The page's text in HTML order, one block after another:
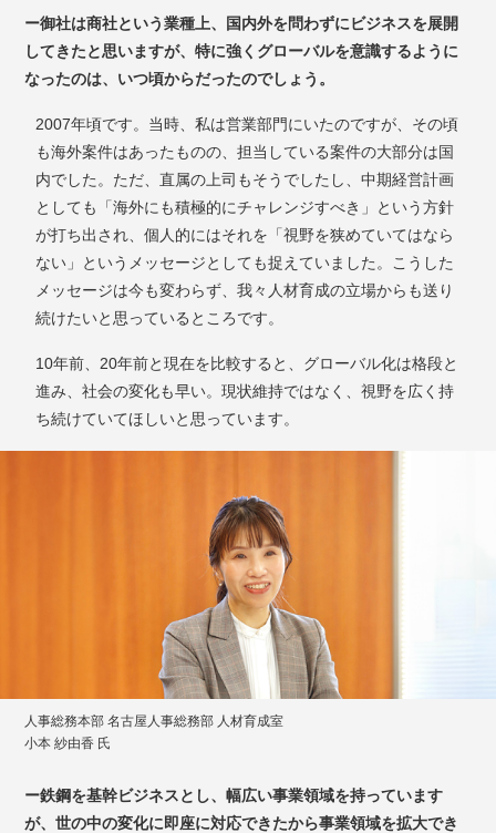
ー御社は商社という業種上、国内外を問わずにビジネスを展開
してきたと思いますが、特に強くグローバルを意識するように
なったのは、いつ頃からだったのでしょう。
2007年頃です。当時、私は営業部門にいたのですが、その頃
も海外案件はあったものの、担当している案件の大部分は国
内でした。ただ、直属の上司もそうでしたし、中期経営計画
としても「海外にも積極的にチャレンジすべき」という方針
が打ち出され、個人的にはそれを「視野を狭めていてはなら
ない」というメッセージとしても捉えていました。こうした
メッセージは今も変わらず、我々人材育成の立場からも送り
続けたいと思っているところです。
10年前、20年前と現在を比較すると、グローバル化は格段と
進み、社会の変化も早い。現状維持ではなく、視野を広く持
ち続けていてほしいと思っています。
人事総務本部 名古屋人事総務部 人材育成室
小本 紗由香 氏
ー鉄鋼を基幹ビジネスとし、幅広い事業領域を持っています
が、世の中の変化に即座に対応できたから事業領域を拡大でき